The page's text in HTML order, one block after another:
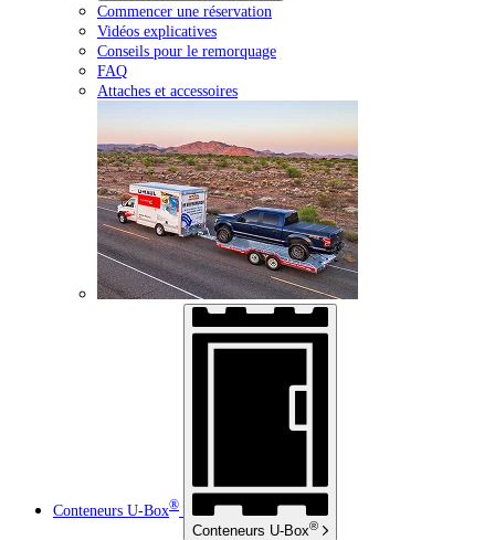
Commencer une réservation
Vidéos explicatives
Conseils pour le remorquage
FAQ
Attaches et accessoires
Conteneurs U-Box®
Conteneurs U-Box®